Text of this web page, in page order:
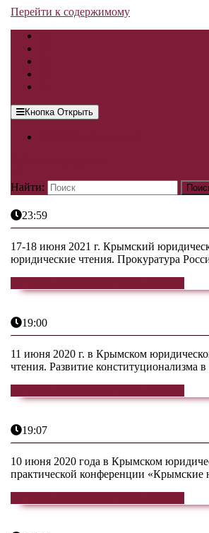
Перейти к содержимому
Кнопка Открыть
Найти:
23:59
17-18 июня 2021 г. Крымский
юридические чтения. Прокуратура
19:00
11 июня 2020 г. в Крымском
чтения. Развитие конституционализма
19:07
10 июня 2020 года в Крымском
практической конференции «Крымские